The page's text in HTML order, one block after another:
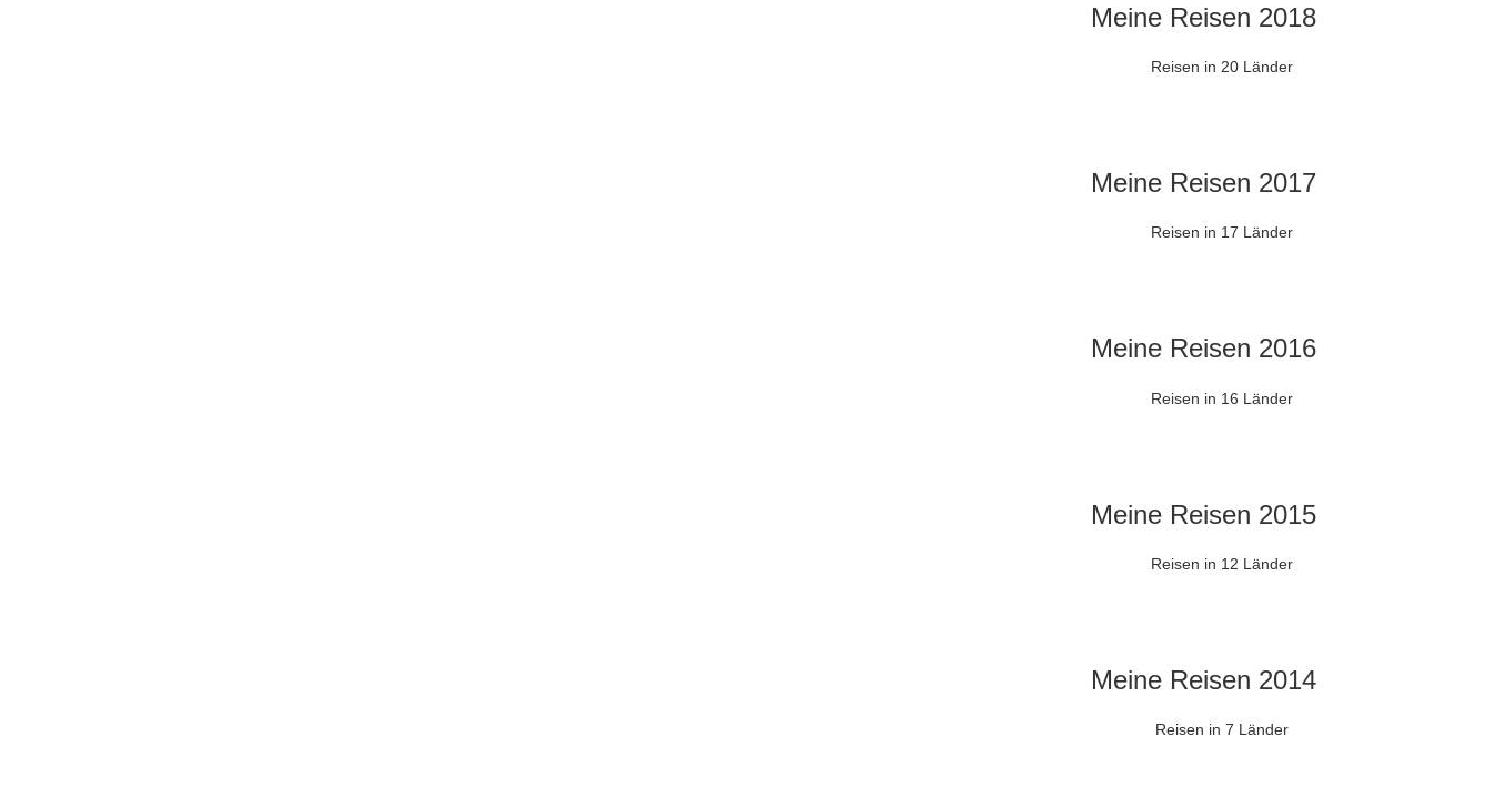
Meine Reisen 2018
Reisen in 20 Länder
Meine Reisen 2017
Reisen in 17 Länder
Meine Reisen 2016
Reisen in 16 Länder
Meine Reisen 2015
Reisen in 12 Länder
Meine Reisen 2014
Reisen in 7 Länder